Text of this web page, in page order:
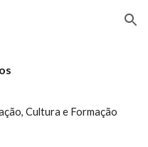
Skip to navigation
Cultura e Formação